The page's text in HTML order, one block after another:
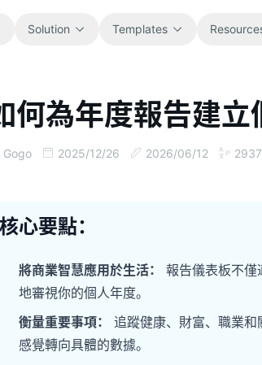
Solution Templates
All
spreadsheet template.
Budgets, forecasts, reporting, and
financial analysis.
Operations
Track workflows, handoffs, planning,
and execution.
Blog
workflow ideas.
Documentation
references.
何為年度報告建立
Gogo 2025/12/26 2026/06/12 2937
核心要點：
將商業智慧應用於生活：
報告儀表板不僅
地審視你的個人年度。
衡量重要事項：
追蹤健康、財富、職業
感覺轉向具體的數據。